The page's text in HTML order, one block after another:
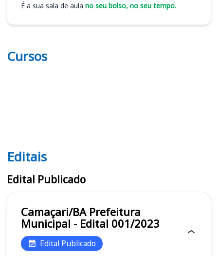
É a sua sala de aula no seu bolso, no seu tempo.
Cursos
Editais
Editais
Edital Publicado
Camaçari/BA Prefeitura
Municipal - Edital 001/2023
Edital Publicado